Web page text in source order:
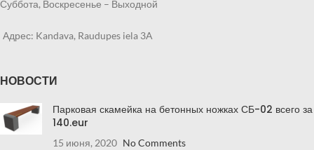
Суббота, Воскресенье – Выходной
Адрес: Kandava, Raudupes iela 3A
НОВОСТИ
Парковая скамейка на бетонных ножках СБ-02 всего за
140.eur
15 июня, 2020 No Comments